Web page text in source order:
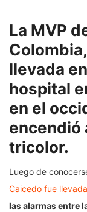
La MVP
llevada
hospital
en el
encendió
tricolor.
Luego de
Caicedo fue
las alarmas entre